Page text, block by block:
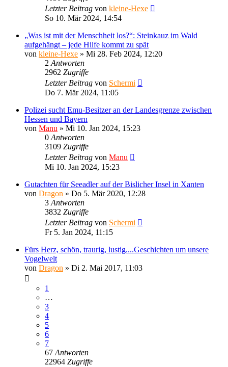
Letzter Beitrag von kleine-Hexe
So 10. Mär 2024, 14:54
„Was ist mit der Menschheit los?“: Steinkauz im Wald
aufgehängt – jede Hilfe kommt zu spät
von kleine-Hexe » Mi 28. Feb 2024, 12:20
2 Antworten
2962 Zugriffe
Letzter Beitrag von Schermi
Do 7. Mär 2024, 11:05
Polizei sucht Emu-Besitzer an der Landesgrenze zwischen
Hessen und Bayern
von Manu » Mi 10. Jan 2024, 15:23
0 Antworten
3109 Zugriffe
Letzter Beitrag von Manu
Mi 10. Jan 2024, 15:23
Gutachten für Seeadler auf der Bislicher Insel in Xanten
von Dragon » Do 5. Mär 2020, 12:28
3 Antworten
3832 Zugriffe
Letzter Beitrag von Schermi
Fr 5. Jan 2024, 11:15
Fürs Herz, schön, traurig, lustig....Geschichten um unsere
Vogelwelt
von Dragon » Di 2. Mai 2017, 11:03
1
…
3
4
5
6
7
67 Antworten
22964 Zugriffe